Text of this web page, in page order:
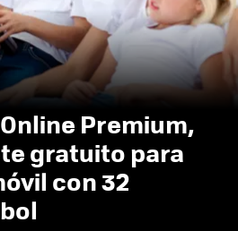
Premium,
gratuito para
con 32